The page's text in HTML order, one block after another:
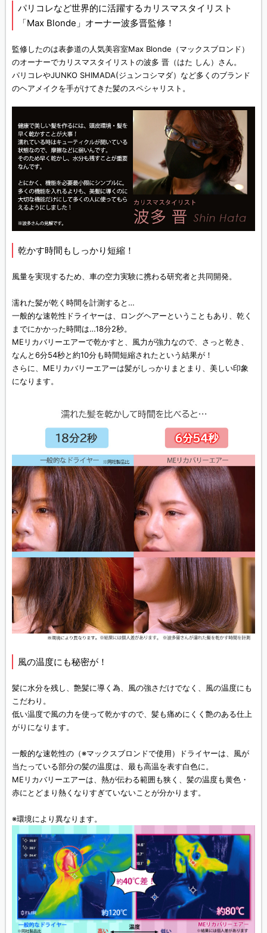
パリコレなど世界的に活躍するカリスマスタイリスト
「Max Blonde」オーナー波多晋監修！
監修したのは表参道の人気美容室Max Blonde（マックスブロンド）
のオーナーでカリスマスタイリストの波多 晋（はた しん）さん。
パリコレやJUNKO SHIMADA(ジュンコシマダ）など多くのブランド
のヘアメイクを手がけてきた髪のスペシャリスト。
乾かす時間もしっかり短縮！
風量を実現するため、車の空力実験に携わる研究者と共同開発。
濡れた髪が乾く時間を計測すると…
一般的な速乾性ドライヤーは、ロングヘアーということもあり、乾く
までにかかった時間は…18分2秒。
MEリカバリーエアーで乾かすと、風力が強力なので、さっと乾き、
なんと6分54秒と約10分も時間短縮されたという結果が！
さらに、MEリカバリーエアーは髪がしっかりまとまり、美しい印象
になります。
風の温度にも秘密が！
髪に水分を残し、艶髪に導く為、風の強さだけでなく、風の温度にも
こだわり。
低い温度で風の力を使って乾かすので、髪も痛めにくく艶のある仕上
がりになります。
一般的な速乾性の（※マックスブロンドで使用）ドライヤーは、風が
当たっている部分の髪の温度は、最も高温を表す白色に。
MEリカバリーエアーは、熱が伝わる範囲も狭く、髪の温度も黄色・
赤にとどまり熱くなりすぎていないことが分かります。
※環境により異なります。